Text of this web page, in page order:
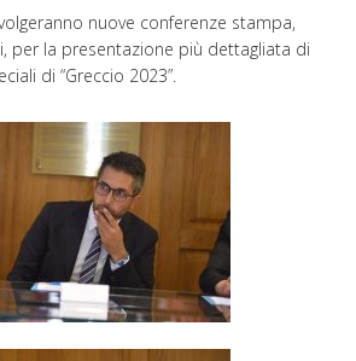
nuove conferenze stampa,
per la presentazione più dettagliata di
di “Greccio 2023”.